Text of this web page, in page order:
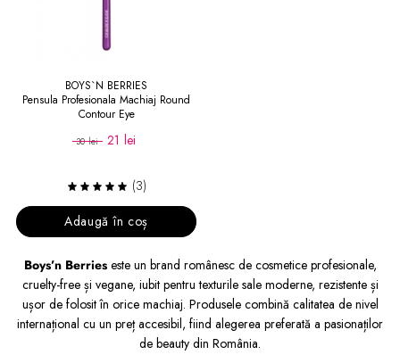
BOYS`N BERRIES
Pensula Profesionala Machiaj Round
Contour Eye
30 lei 21 lei
(3)
Adaugă în coș
Boys’n Berrieseste un brand românesc de cosmetice profesionale,
cruelty-free și vegane, iubit pentru texturile sale moderne, rezistente și
ușor de folosit în orice machiaj. Produsele combină calitatea de nivel
internațional cu un preț accesibil, fiind alegerea preferată a pasionaților
de beauty din România.